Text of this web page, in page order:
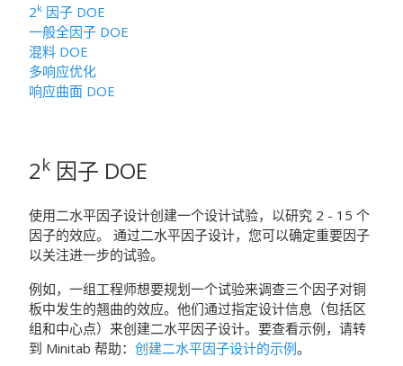
2k 因子 DOE
一般全因子 DOE
混料 DOE
多响应优化
响应曲面 DOE
2k 因子 DOE
使用二水平因子设计创建一个设计试验，以研究 2 - 15 个
因子的效应。
通过二水平因子设计，您可以确定重要因子
以关注进一步的试验。
例如，一组工程师想要规划一个试验来调查三个因子对铜
板中发生的翘曲的效应。他们通过指定设计信息（包括区
组和中心点）来创建二水平因子设计。要查看示例，请转
到 Minitab 帮助： 创建二水平因子设计的示例。